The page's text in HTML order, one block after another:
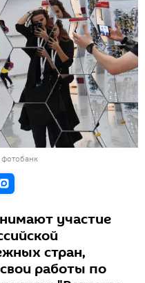
участие
стран,
работы по